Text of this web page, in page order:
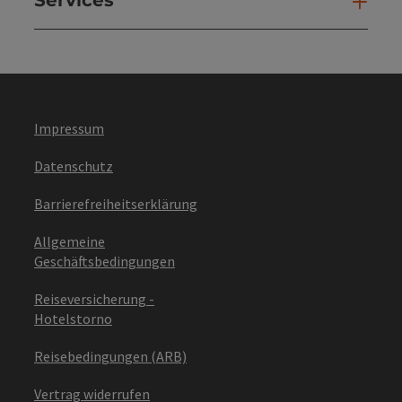
Impressum
Datenschutz
Barrierefreiheitserklärung
Allgemeine
Geschäftsbedingungen
Reiseversicherung -
Hotelstorno
Reisebedingungen (ARB)
Vertrag widerrufen